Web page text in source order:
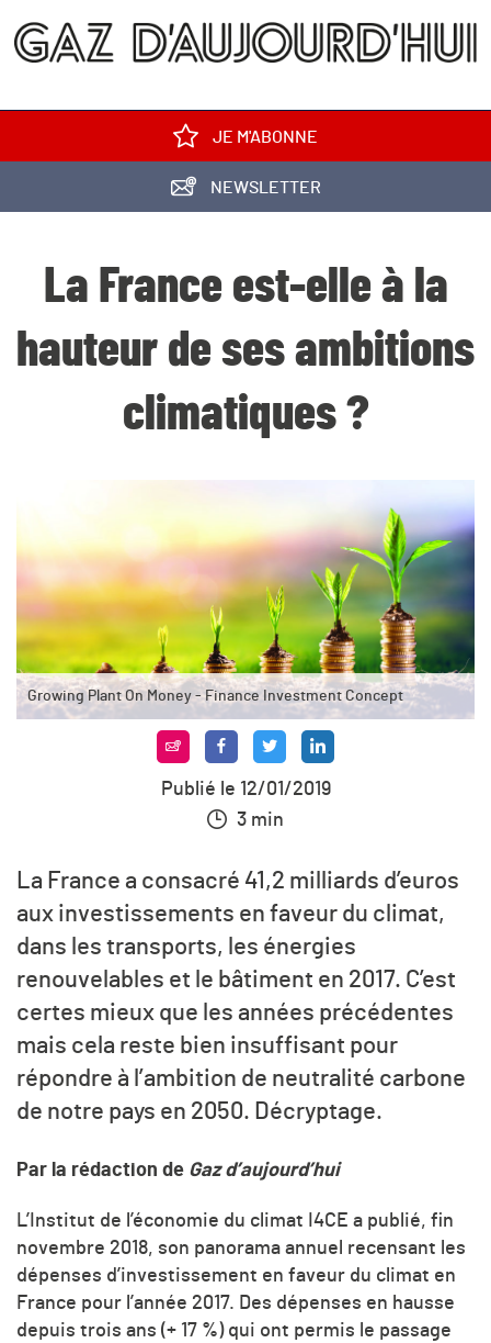
JE M'ABONNE
NEWSLETTER
La France est-elle à la
hauteur de ses ambitions
climatiques ?
Growing Plant On Money - Finance Investment Concept
Publié le 12/01/2019
3 min
La France a consacré 41,2 milliards d’euros
aux investissements en faveur du climat,
dans les transports, les énergies
renouvelables et le bâtiment en 2017. C’est
certes mieux que les années précédentes
mais cela reste bien insuffisant pour
répondre à l’ambition de neutralité carbone
de notre pays en 2050. Décryptage.
Par la rédaction de Gaz d’aujourd’hui
L’Institut de l’économie du climat I4CE a publié, fin
novembre 2018, son panorama annuel recensant les
dépenses d’investissement en faveur du climat en
France pour l’année 2017. Des dépenses en hausse
depuis trois ans (+ 17 %) qui ont permis le passage